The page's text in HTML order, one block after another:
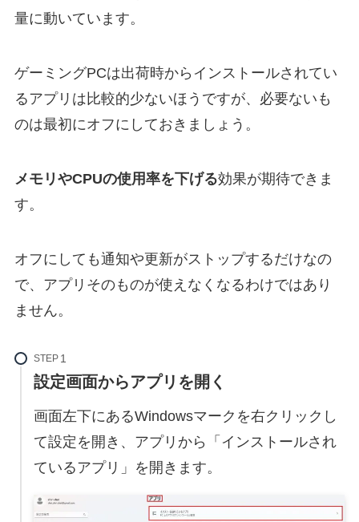
量に動いています。
ゲーミングPCは出荷時からインストールされてい
るアプリは比較的少ないほうですが、必要ないも
のは最初にオフにしておきましょう。
メモリやCPUの使用率を下げる効果が期待できま
す。
オフにしても通知や更新がストップするだけなの
で、アプリそのものが使えなくなるわけではあり
ません。
STEP
設定画面からアプリを開く
画面左下にあるWindowsマークを右クリックし
て設定を開き、アプリから「インストールされ
ているアプリ」を開きます。